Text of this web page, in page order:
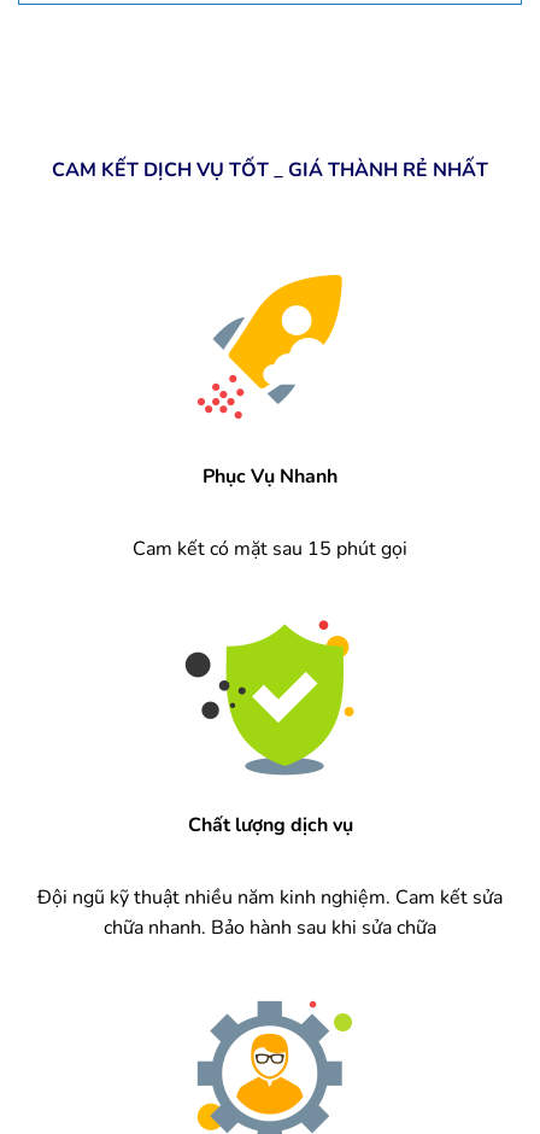
CAM KẾT DỊCH VỤ TỐT _ GIÁ THÀNH RẺ NHẤT
Phục Vụ Nhanh
Cam kết có mặt sau 15 phút gọi
Chất lượng dịch vụ
Đội ngũ kỹ thuật nhiều năm kinh nghiệm. Cam kết sửa
chữa nhanh. Bảo hành sau khi sửa chữa